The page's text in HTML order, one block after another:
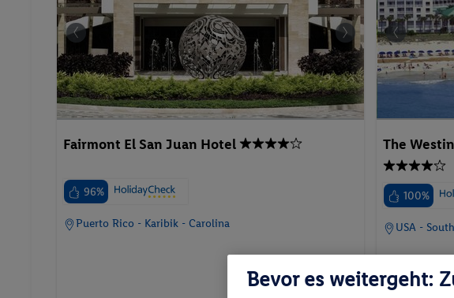
Fairmont El San Juan Hotel
96%
Puerto Rico - Karibik - Carolina
The
100%
USA -
Bevor es weitergeht: